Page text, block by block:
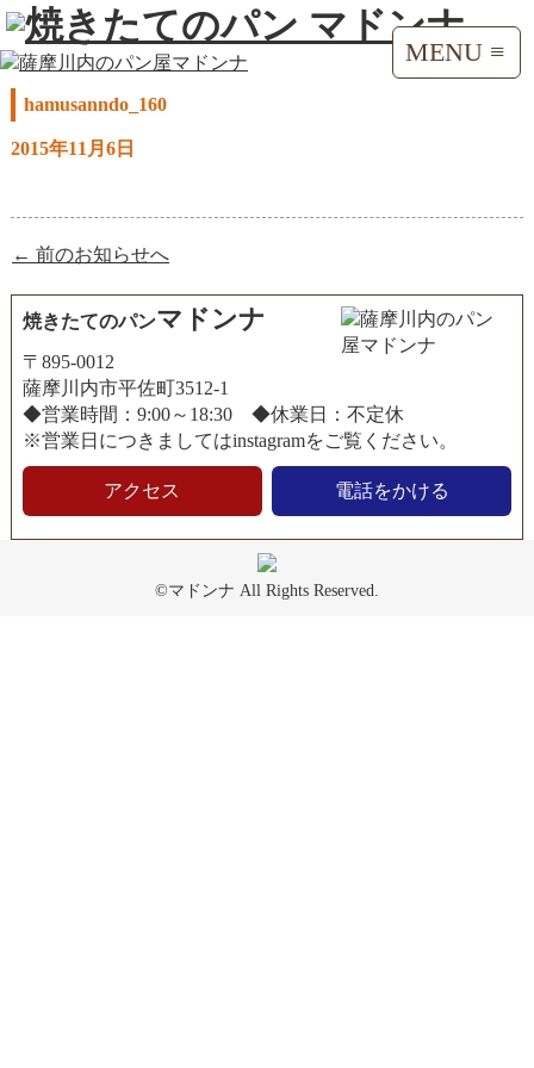
MENU ≡
hamusanndo_160
2015年11月6日
← 前のお知らせへ
焼きたてのパンマドンナ
〒895-0012
薩摩川内市平佐町3512-1
◆営業時間：9:00～18:30 ◆休業日：不定休
※営業日につきましてはinstagramをご覧ください。
アクセス 電話をかける
©マドンナ All Rights Reserved.